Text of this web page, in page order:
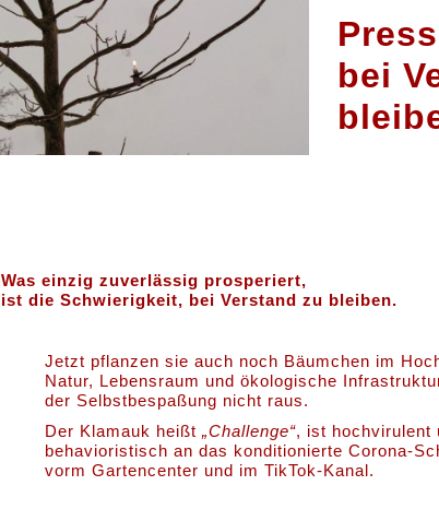
bei
Was einzig zuverlässig prosperiert,
ist die Schwierigkeit, bei Verstand zu bleiben.
Jetzt pflanzen sie auch noch Bäumchen im
Natur, Lebensraum und ökologische
der Selbstbespaßung nicht raus.
Der Klamauk heißt„Challenge“, ist hochvirulent
behavioristisch an das konditionierte Corona-
vorm Gartencenter und im TikTok-Kanal.